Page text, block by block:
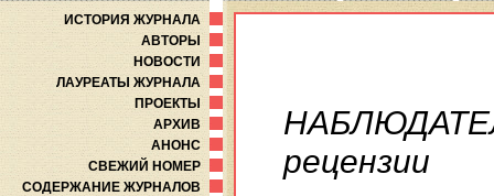
ИСТОРИЯ ЖУРНАЛА
АВТОРЫ
НОВОСТИ
ЛАУРЕАТЫ ЖУРНАЛА
ПРОЕКТЫ
АРХИВ
АНОНС
СВЕЖИЙ НОМЕР
СОДЕРЖАНИЕ ЖУРНАЛОВ
рецензии